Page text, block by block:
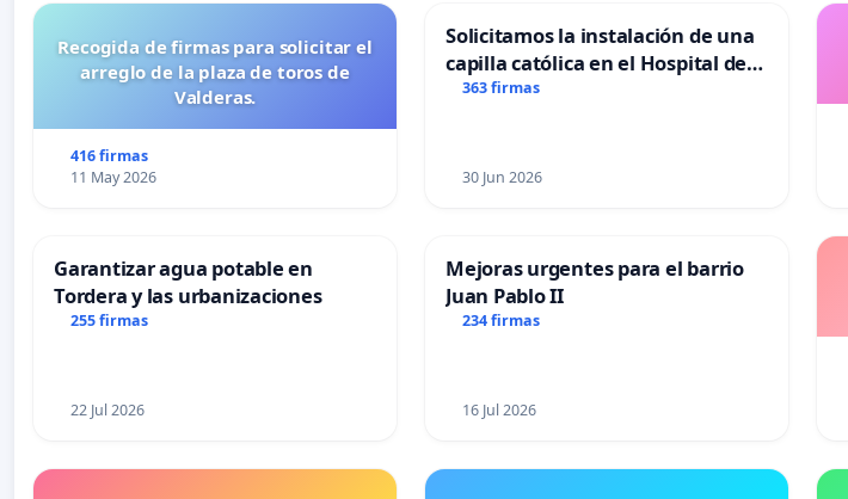
Recogida de firmas para solicitar el
arreglo de la plaza de toros de
Valderas.
416 firmas
11 May 2026
Solicitamos la instalación de una
capilla católica en el Hospital de
Alcañiz
363 firmas
30 Jun 2026
Garantizar agua potable en
Tordera y las urbanizaciones
255 firmas
22 Jul 2026
Mejoras urgentes para el barrio
Juan Pablo II
234 firmas
16 Jul 2026